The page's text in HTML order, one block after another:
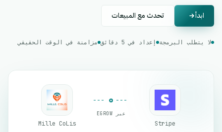
ابدأ تحدث مع المبيعات
لا يتطلب البرمجة إعداد في 5 دقائق مزامنة في الوقت الحقيقي
Stripe
عبر EGROW
Mille CoLis